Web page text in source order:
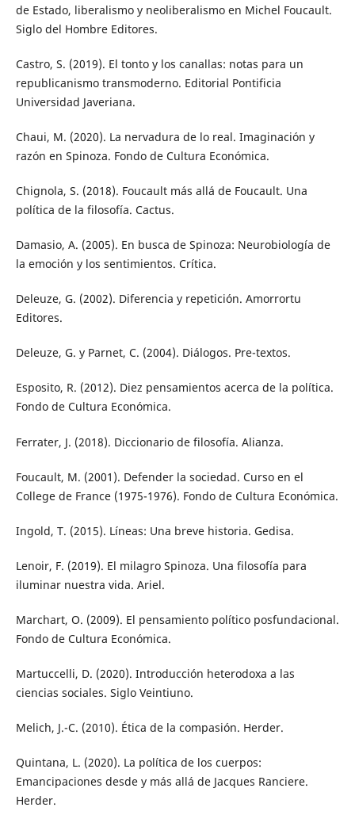
de Estado, liberalismo y neoliberalismo en Michel Foucault.
Siglo del Hombre Editores.
Castro, S. (2019). El tonto y los canallas: notas para un
republicanismo transmoderno. Editorial Pontificia
Universidad Javeriana.
Chaui, M. (2020). La nervadura de lo real. Imaginación y
razón en Spinoza. Fondo de Cultura Económica.
Chignola, S. (2018). Foucault más allá de Foucault. Una
política de la filosofía. Cactus.
Damasio, A. (2005). En busca de Spinoza: Neurobiología de
la emoción y los sentimientos. Crítica.
Deleuze, G. (2002). Diferencia y repetición. Amorrortu
Editores.
Deleuze, G. y Parnet, C. (2004). Diálogos. Pre-textos.
Esposito, R. (2012). Diez pensamientos acerca de la política.
Fondo de Cultura Económica.
Ferrater, J. (2018). Diccionario de filosofía. Alianza.
Foucault, M. (2001). Defender la sociedad. Curso en el
College de France (1975-1976). Fondo de Cultura Económica.
Ingold, T. (2015). Líneas: Una breve historia. Gedisa.
Lenoir, F. (2019). El milagro Spinoza. Una filosofía para
iluminar nuestra vida. Ariel.
Marchart, O. (2009). El pensamiento político posfundacional.
Fondo de Cultura Económica.
Martuccelli, D. (2020). Introducción heterodoxa a las
ciencias sociales. Siglo Veintiuno.
Melich, J.-C. (2010). Ética de la compasión. Herder.
Quintana, L. (2020). La política de los cuerpos:
Emancipaciones desde y más allá de Jacques Ranciere.
Herder.